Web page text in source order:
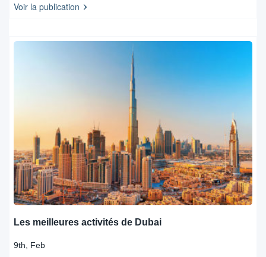
Voir la publication
Les meilleures activités de Dubai
9th, Feb